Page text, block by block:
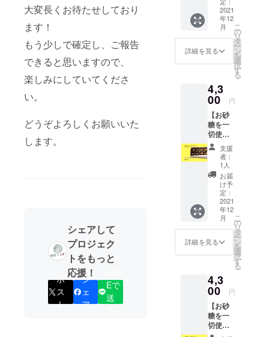
大変長くお待たせしており
ます！
もう少しで確定し、ご報告
できると思いますので、
楽しみにしていてくださ
い。
どうぞよろしくお願いいた
します。
シェアして
プロジェク
トをもっと
応援！
ポ
ス
ト
シ
ェ
ア
Eで
送
させま
した。
食べた
ことの
生食
感！ 砂
着色料
も不使
用。 ま
ずは少
し試し
てみた
い！と
いう方
へ少量
のサン
プルが
できま
した。
フレッ
シュド
ルーツ
をぜひ
い。 ●
原材
料 ・
ぶど
う ・
マン
気の
ハーブ
ティー
です。
ハイビ
スカス
味に加
え、
アップ
ルのフ
ルー
ティー
な味わ
いとス
テビア
の甘さ
が心と
体に元
気や優
しさを
与えて
す。 砂
糖は一
ません
ので糖
質が気
になる
方にも
安心し
ティー
をベー
スにザ
クロ
シー
ウイな
どの砂
糖を
使って
いない
ドライ
フルー
ツに、
野草(桑
の葉・
スギ
ナ・ド
クダ
ミ・柿
の葉)を
組み合
わせた
の香り
が優雅
なとっ
ても美
味しい
お茶で
消費税
込み ・
お届け
予定12
月下
旬 ・
賞味期
届け
後、約
10ヶ月
●セット
内容 ・
フレッ
シュド
ライフ
ルーツ
詰め合
わせ
300g
オリジ
ナルギ
フト
ボック
スでの
のお手
紙 *北海
道、沖
縄、離
島の方
への発
2021
年12
月
詳細を見る
こ
の
リ
タ
ー
ン
を
選
択
す
る
4,3
00 円
【お砂
糖を一
切使わ
ない
デーツ
チョ
コ 8個
入り】
税込・
送料込
届け予
定12月
下旬、
賞味期
限：お
後、冷
蔵で約
30日
間 ●
セット
内容 ・
支援
者：
1人
お届
け予
定：
2021
年12
月
詳細を見る
こ
の
リ
タ
ー
ン
を
選
択
す
る
4,3
00 円
【お砂
糖を一
切使わ
ない